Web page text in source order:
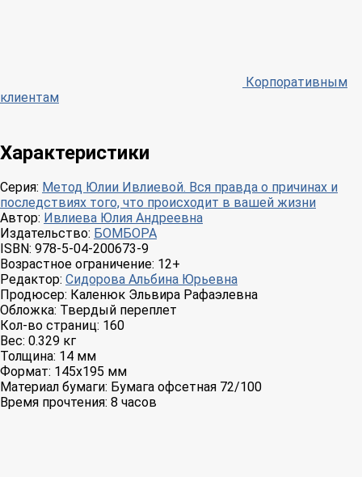
Корпоративным
клиентам
Характеристики
Серия: Метод Юлии Ивлиевой. Вся правда о причинах и
последствиях того, что происходит в вашей жизни
Автор: Ивлиева Юлия Андреевна
Издательство: БОМБОРА
ISBN: 978-5-04-200673-9
Возрастное ограничение: 12+
Редактор: Сидорова Альбина Юрьевна
Продюсер: Каленюк Эльвира Рафаэлевна
Обложка: Твердый переплет
Кол-во страниц: 160
Вес: 0.329 кг
Толщина: 14 мм
Формат: 145x195 мм
Материал бумаги: Бумага офсетная 72/100
Время прочтения: 8 часов